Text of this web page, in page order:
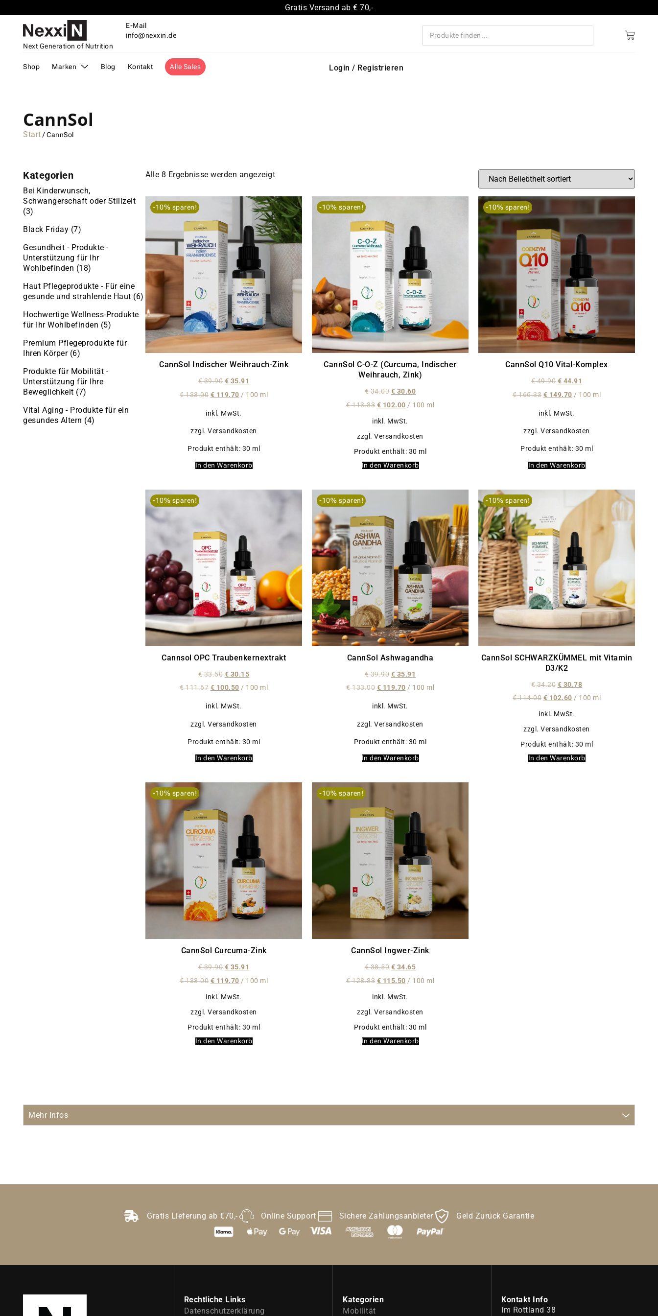
Gratis Versand ab € 70,-
Next Generation of Nutrition
E-Mail
info@nexxin.de
Shop Marken Blog Kontakt Alle Sales Login / Registrieren
CannSol
Start / CannSol
Kategorien
Bei Kinderwunsch,
Schwangerschaft oder Stillzeit
(3)
Black Friday (7)
Gesundheit - Produkte -
Unterstützung für Ihr
Wohlbefinden (18)
Haut Pflegeprodukte - Für eine
gesunde und strahlende Haut (6)
Hochwertige Wellness-Produkte
für Ihr Wohlbefinden (5)
Premium Pflegeprodukte für
Ihren Körper (6)
Produkte für Mobilität -
Unterstützung für Ihre
Beweglichkeit (7)
Vital Aging - Produkte für ein
gesundes Altern (4)
Alle 8 Ergebnisse werden angezeigt
-10% sparen!
CannSol Indischer Weihrauch-Zink
€39.90 € 35.91
€133.00 € 119.70 / 100 ml
inkl. MwSt.
zzgl. Versandkosten
Produkt enthält: 30 ml
In den Warenkorb
-10% sparen!
CannSol C-O-Z (Curcuma, Indischer
Weihrauch, Zink)
€34.00 € 30.60
€113.33 € 102.00 / 100 ml
inkl. MwSt.
zzgl. Versandkosten
Produkt enthält: 30 ml
In den Warenkorb
-10% sparen!
CannSol Q10 Vital-Komplex
€49.90 € 44.91
€166.33 € 149.70 / 100 ml
inkl. MwSt.
zzgl. Versandkosten
Produkt enthält: 30 ml
In den Warenkorb
-10% sparen!
Cannsol OPC Traubenkernextrakt
€33.50 € 30.15
€111.67 € 100.50 / 100 ml
inkl. MwSt.
zzgl. Versandkosten
Produkt enthält: 30 ml
In den Warenkorb
-10% sparen!
CannSol Ashwagandha
€39.90 € 35.91
€133.00 € 119.70 / 100 ml
inkl. MwSt.
zzgl. Versandkosten
Produkt enthält: 30 ml
In den Warenkorb
-10% sparen!
CannSol SCHWARZKÜMMEL mit Vitamin
D3/K2
€34.20 € 30.78
€114.00 € 102.60 / 100 ml
inkl. MwSt.
zzgl. Versandkosten
Produkt enthält: 30 ml
In den Warenkorb
-10% sparen!
CannSol Curcuma-Zink
€39.90 € 35.91
€133.00 € 119.70 / 100 ml
inkl. MwSt.
zzgl. Versandkosten
Produkt enthält: 30 ml
In den Warenkorb
-10% sparen!
CannSol Ingwer-Zink
€38.50 € 34.65
€128.33 € 115.50 / 100 ml
inkl. MwSt.
zzgl. Versandkosten
Produkt enthält: 30 ml
In den Warenkorb
Mehr Infos
Gratis Lieferung ab €70,- Online Support Sichere Zahlungsanbieter Geld Zurück Garantie
Rechtliche Links
Datenschutzerklärung
Kategorien
Mobilität
Kontakt Info
Im Rottland 38